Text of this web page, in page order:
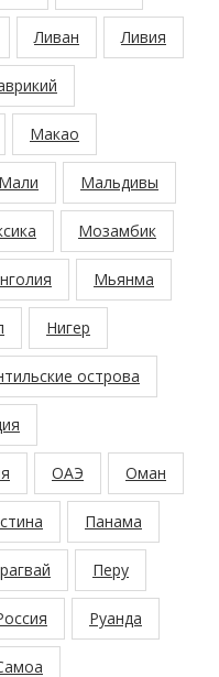
Ливан Ливия
Макао
Мали Мальдивы
Мозамбик
Мьянма
Нигер
острова
ОАЭ Оман
Панама
Перу
Руанда